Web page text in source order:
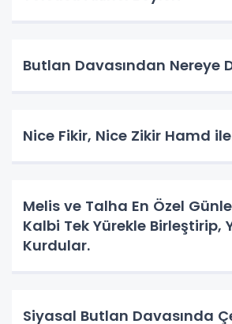
Butlan Davasından Nereye
Nice Fikir, Nice Zikir Hamd
Melis ve Talha En Özel
Kalbi Tek Yürekle Birleştirip,
Kurdular.
Siyasal Butlan Davasında